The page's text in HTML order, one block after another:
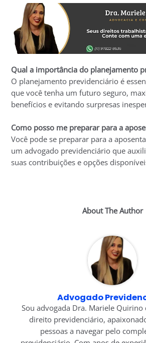
Qual a importância do planejamento
O planejamento previdenciário é
que você tenha um futuro seguro,
benefícios e evitando surpresas
Como posso me preparar para a
Você pode se preparar para a
um advogado previdenciário que
suas contribuições e opções
About The Author
Advogado
Sou advogada Dra. Mariele Quirino
direito previdenciário,
pessoas a navegar pelo